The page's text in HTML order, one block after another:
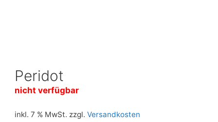
Peridot
nicht verfügbar
inkl. 7 % MwSt. zzgl. Versandkosten